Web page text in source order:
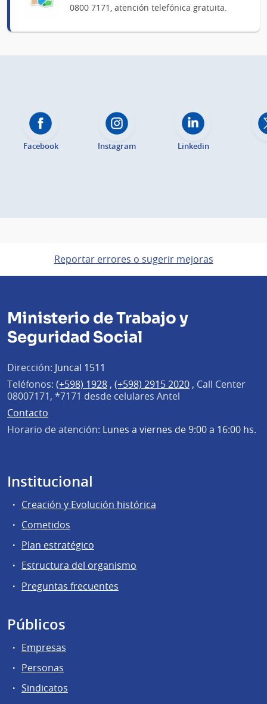
0800 7171, atención telefónica gratuita.
Facebook Instagram Linkedin
Reportar errores o sugerir mejoras
Ministerio de Trabajo y
Seguridad Social
Dirección: Juncal 1511
Teléfonos: (+598) 1928 , (+598) 2915 2020 , Call Center
08007171, *7171 desde celulares Antel
Contacto
Horario de atención: Lunes a viernes de 9:00 a 16:00 hs.
Institucional
Creación y Evolución histórica
Cometidos
Plan estratégico
Estructura del organismo
Preguntas frecuentes
Públicos
Empresas
Personas
Sindicatos